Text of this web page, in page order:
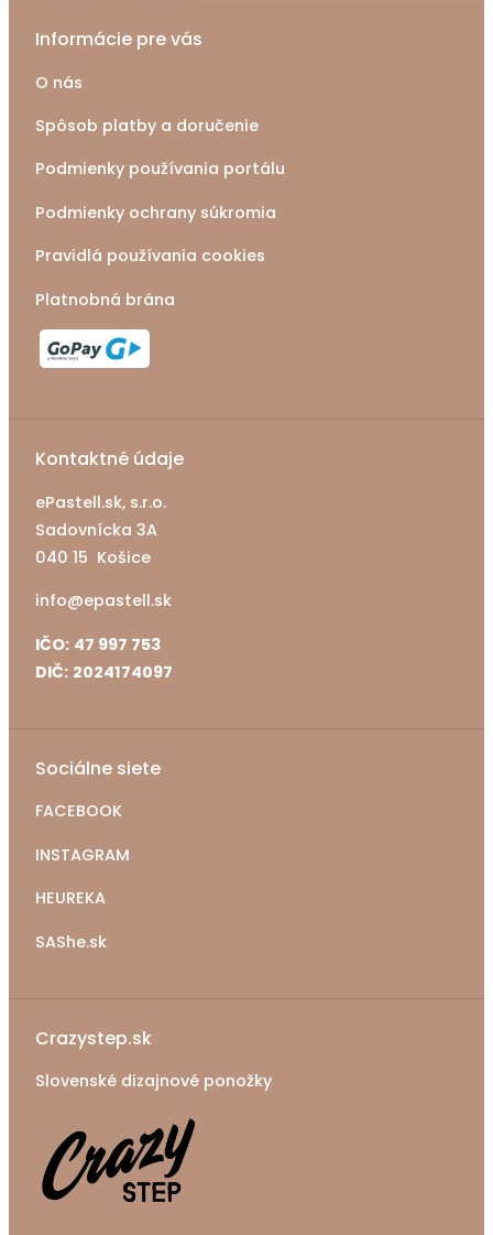
Informácie pre vás
O nás
Spôsob platby a doručenie
Podmienky používania portálu
Podmienky ochrany súkromia
Pravidlá používania cookies
Platnobná brána
Kontaktné údaje
ePastell.sk, s.r.o.
Sadovnícka 3A
040 15 Košice
info@epastell.sk
IČO: 47 997 753
DIČ: 2024174097
Sociálne siete
FACEBOOK
INSTAGRAM
HEUREKA
SAShe.sk
Crazystep.sk
Slovenské dizajnové ponožky